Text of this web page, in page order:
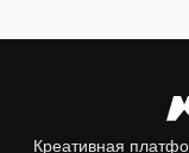
Креативная